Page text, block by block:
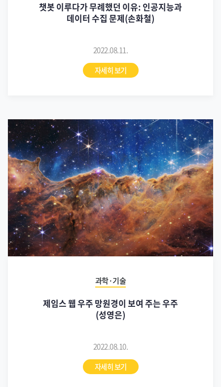
챗봇 이루다가 무례했던 이유: 인공지능과
데이터 수집 문제(손화철)
2022.08.11.
자세히 보기
과학·기술
제임스 웹 우주 망원경이 보여 주는 우주
(성영은)
2022.08.10.
자세히 보기